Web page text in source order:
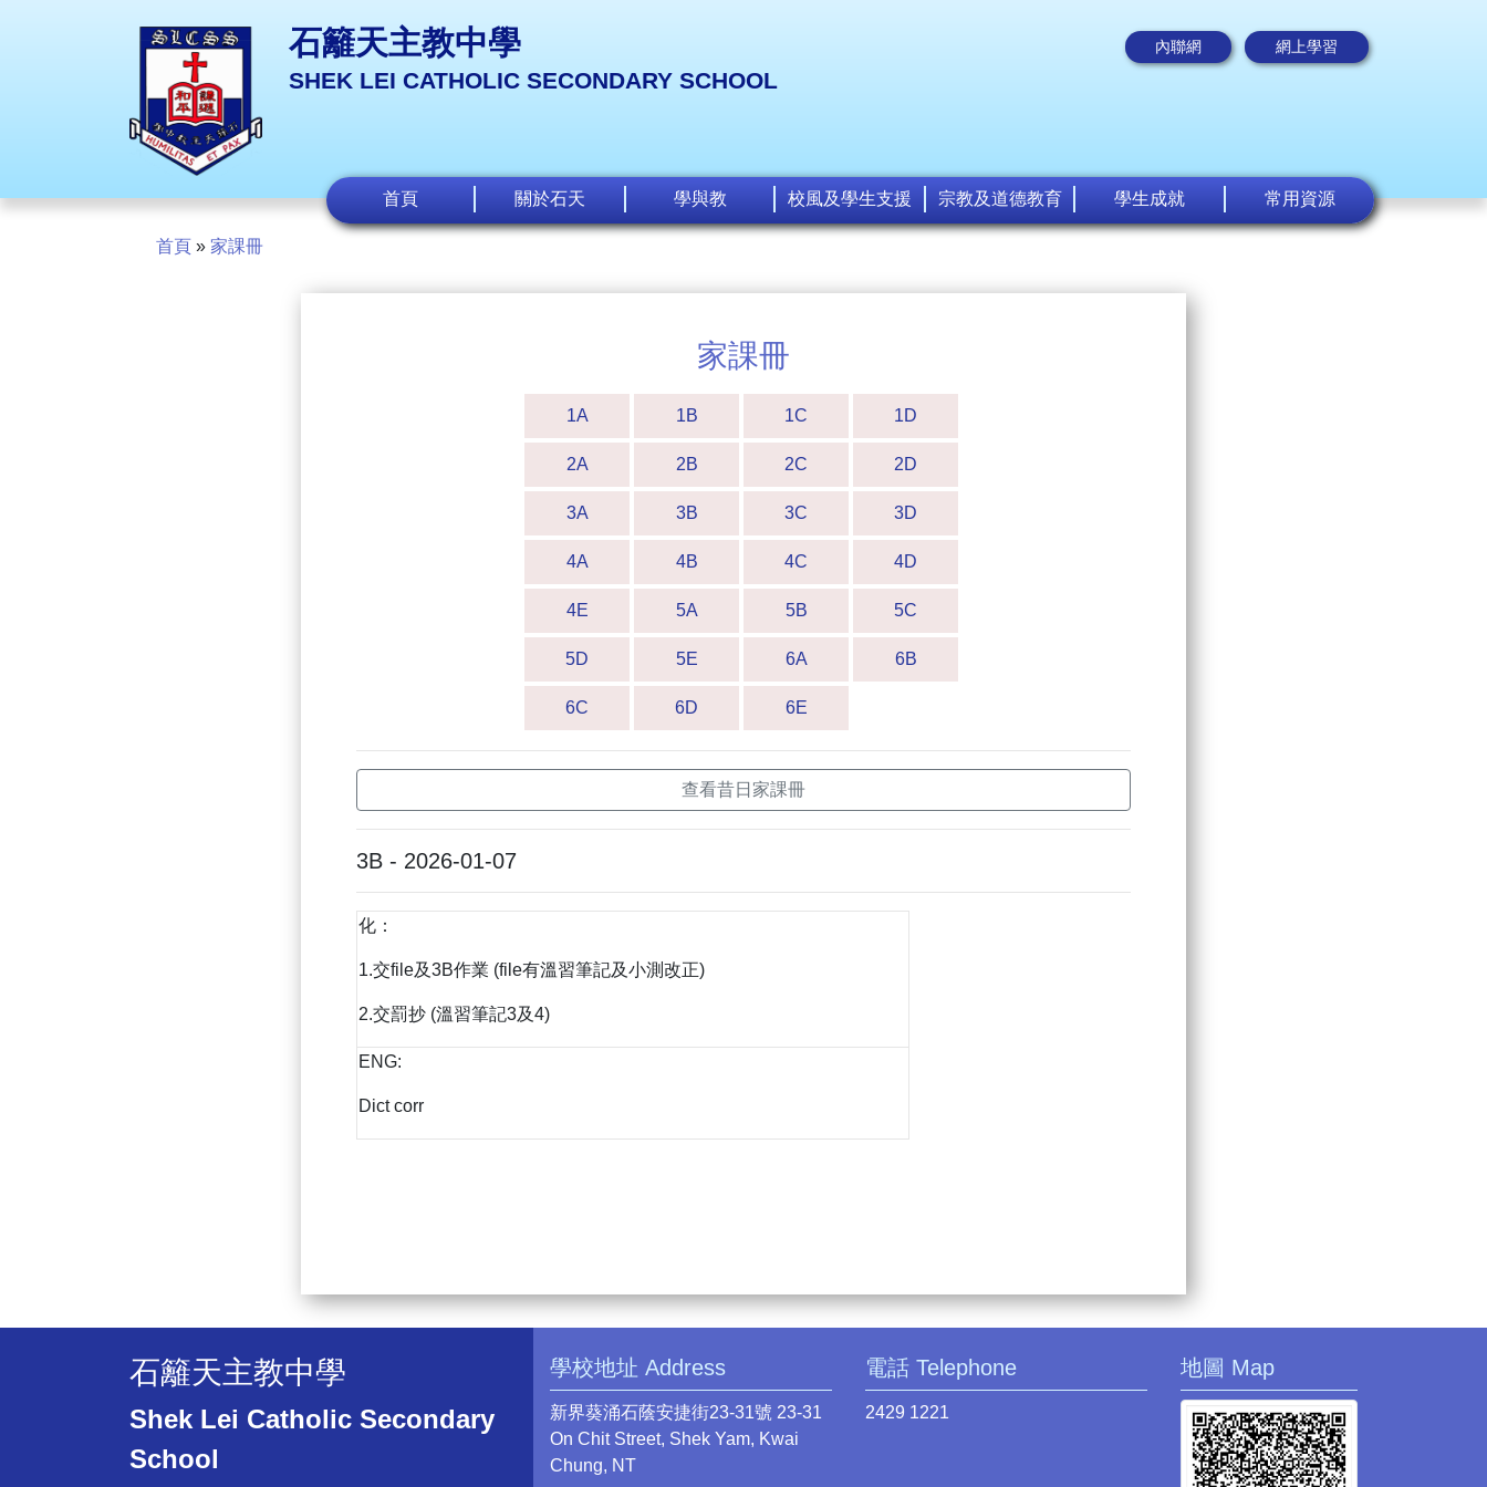
石籬天主教中學
SHEK LEI CATHOLIC SECONDARY SCHOOL
內聯網 網上學習
首頁 關於石天 學與教 校風及學生支援 宗教及道德教育 學生成就 常用資源
首頁 » 家課冊
家課冊
1A 1B 1C 1D
2A 2B 2C 2D
3A 3B 3C 3D
4A 4B 4C 4D
4E 5A 5B 5C
5D 5E 6A 6B
6C 6D 6E
查看昔日家課冊
3B - 2026-01-07
化：
1.交file及3B作業 (file有溫習筆記及小測改正)
2.交罰抄 (溫習筆記3及4)
ENG:
Dict corr
石籬天主教中學
Shek Lei Catholic Secondary
School
學校地址 Address
新界葵涌石蔭安捷街23-31號 23-31
On Chit Street, Shek Yam, Kwai
Chung, NT
電話 Telephone
2429 1221
地圖 Map